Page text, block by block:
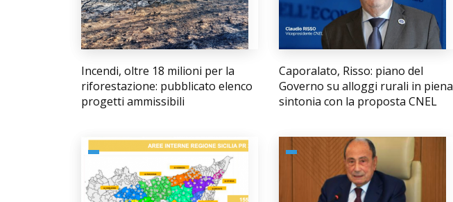
Incendi, oltre 18 milioni per la
riforestazione: pubblicato elenco
progetti ammissibili
Caporalato, Risso: piano del
Governo su alloggi rurali in piena
sintonia con la proposta CNEL